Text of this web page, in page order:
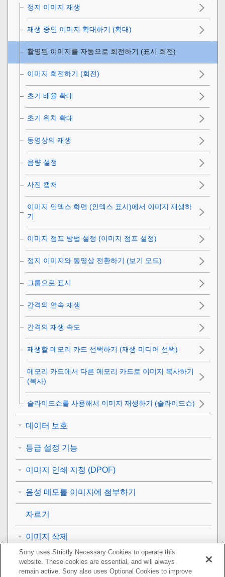
정지 이미지 재생
재생 중인 이미지 확대하기 (확대)
촬영된 이미지를 자동으로 회전하기 (표시 회전)
이미지 회전하기 (회전)
초기 배율 확대
초기 위치 확대
동영상의 재생
음량 설정
사진 캡처
이미지 인덱스 화면 (인덱스 표시)에서 이미지 재생하
기
이미지 점프 방법 설정 (이미지 점프 설정)
정지 이미지와 동영상 전환하기 (보기 모드)
그룹으로 표시
간격의 연속 재생
간격의 재생 속도
재생할 메모리 카드 선택하기 (재생 미디어 선택)
메모리 카드에서 다른 메모리 카드로 이미지 복사하기
(복사)
슬라이드쇼를 사용해서 이미지 재생하기 (슬라이드쇼)
데이터 보호
등급 설정 기능
이미지 인쇄 지정 (DPOF)
음성 메모를 이미지에 첨부하기
자르기
이미지 삭제
TV로 이미지 보기
Sony uses Strictly Necessary Cookies to operate this
website. These cookies are essential, and will always
remain active. Sony also uses Optional Cookies to improve